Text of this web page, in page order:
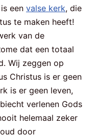
een valse kerk, die
te maken heeft!
van de
dat een totaal
Wij zeggen op
Christus is er geen
is er geen leven,
verlenen Gods
helemaal zeker
door